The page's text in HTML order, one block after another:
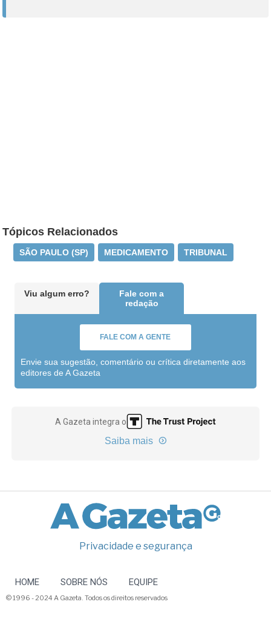
Tópicos Relacionados
SÃO PAULO (SP) MEDICAMENTO TRIBUNAL
Viu algum erro?
Fale com a
redação
FALE COM A GENTE
Envie sua sugestão, comentário ou crítica diretamente aos
editores de A Gazeta
A Gazeta integra o
Saiba mais
Privacidade e segurança
HOME SOBRE NÓS EQUIPE
© 1996 - 2024 A Gazeta. Todos os direitos reservados